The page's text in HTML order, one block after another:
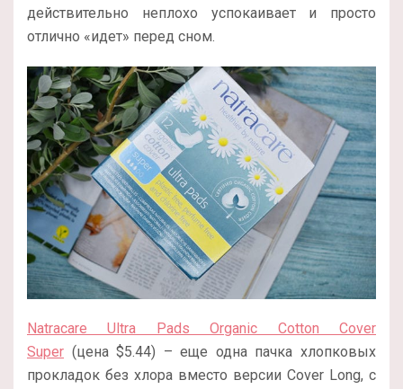
действительно неплохо успокаивает и просто
отлично «идет» перед сном.
Natracare Ultra Pads Organic Cotton Cover
Super (цена $5.44) – еще одна пачка хлопковых
прокладок без хлора вместо версии Cover Long, с